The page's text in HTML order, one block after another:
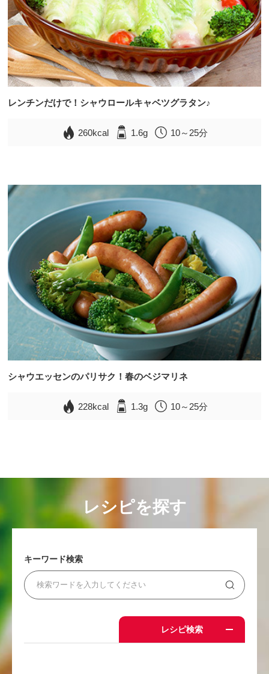
レンチンだけで！シャウロールキャベツグラタン♪
260kcal 1.6g 10～25分
シャウエッセンのパリサク！春のベジマリネ
228kcal 1.3g 10～25分
レシピを探す
キーワード検索
レシピ検索